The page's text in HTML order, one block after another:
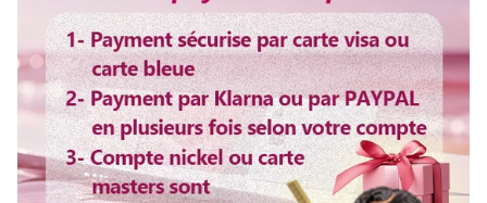
Colorable ou décolorable Oui
Bandes Ajustable
Non, merci>